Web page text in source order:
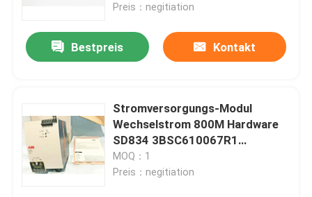
Preis：negitiation
Bestpreis Kontakt
Stromversorgungs-Modul
Wechselstrom 800M Hardware
SD834 3BSC610067R1
überflüssiger
MOQ：1
Preis：negitiation